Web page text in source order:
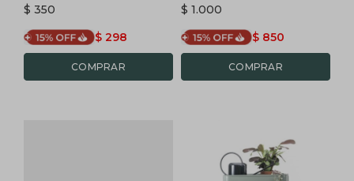
$ 350
$ 298
$ 1.000
$ 850